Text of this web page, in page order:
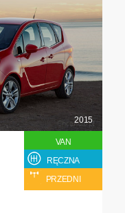
2015
VAN
RĘCZNA
PRZEDNI